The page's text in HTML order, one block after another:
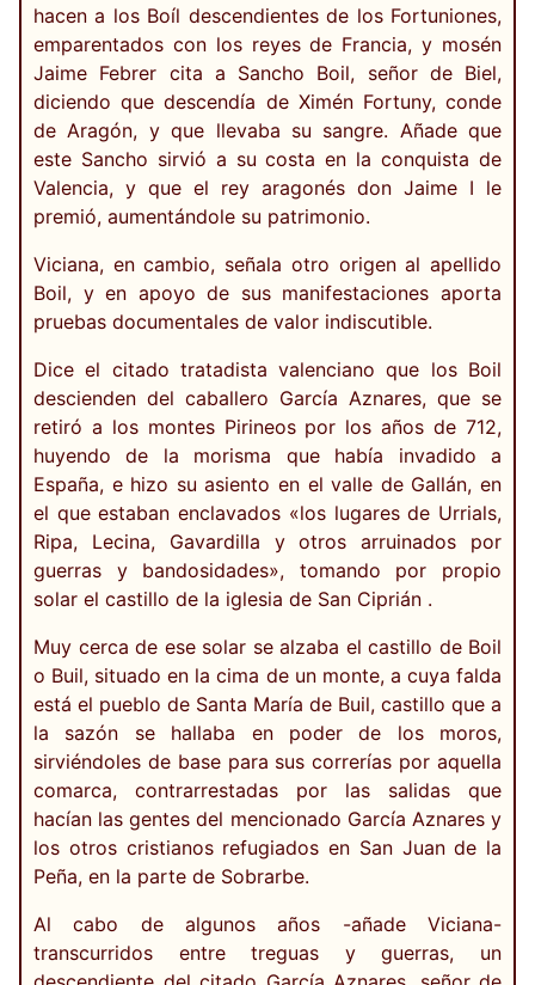
hacen a los Boíl descendientes de los Fortuniones,
emparentados con los reyes de Francia, y mosén
Jaime Febrer cita a Sancho Boil, señor de Biel,
diciendo que descendía de Ximén Fortuny, conde
de Aragón, y que llevaba su sangre. Añade que
este Sancho sirvió a su costa en la conquista de
Valencia, y que el rey aragonés don Jaime I le
premió, aumentándole su patrimonio.
Viciana, en cambio, señala otro origen al apellido
Boil, y en apoyo de sus manifestaciones aporta
pruebas documentales de valor indiscutible.
Dice el citado tratadista valenciano que los Boil
descienden del caballero García Aznares, que se
retiró a los montes Pirineos por los años de 712,
huyendo de la morisma que había invadido a
España, e hizo su asiento en el valle de Gallán, en
el que estaban enclavados «los lugares de Urrials,
Ripa, Lecina, Gavardilla y otros arruinados por
guerras y bandosidades», tomando por propio
solar el castillo de la iglesia de San Ciprián .
Muy cerca de ese solar se alzaba el castillo de Boil
o Buil, situado en la cima de un monte, a cuya falda
está el pueblo de Santa María de Buil, castillo que a
la sazón se hallaba en poder de los moros,
sirviéndoles de base para sus correrías por aquella
comarca, contrarrestadas por las salidas que
hacían las gentes del mencionado García Aznares y
los otros cristianos refugiados en San Juan de la
Peña, en la parte de Sobrarbe.
Al cabo de algunos años -añade Viciana-
transcurridos entre treguas y guerras, un